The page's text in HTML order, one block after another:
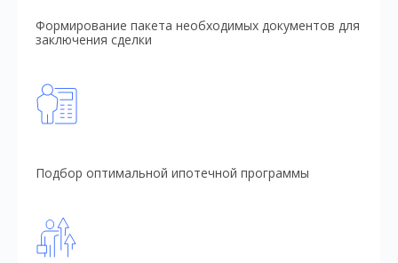
Формирование пакета необходимых документов для
заключения сделки
Подбор оптимальной ипотечной программы